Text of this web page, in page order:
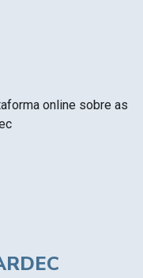
online sobre as